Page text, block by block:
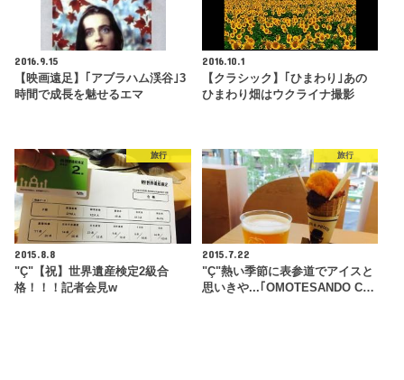
2016.9.15
【映画遠足】｢アブラハム渓谷｣3
時間で成長を魅せるエマ
2016.10.1
【クラシック】｢ひまわり｣あの
ひまわり畑はウクライナ撮影
旅行
2015.8.8
"Ç"【祝】世界遺産検定2級合
格！！！記者会見w
旅行
2015.7.22
"Ç"熱い季節に表参道でアイスと
思いきや...｢OMOTESANDO C…